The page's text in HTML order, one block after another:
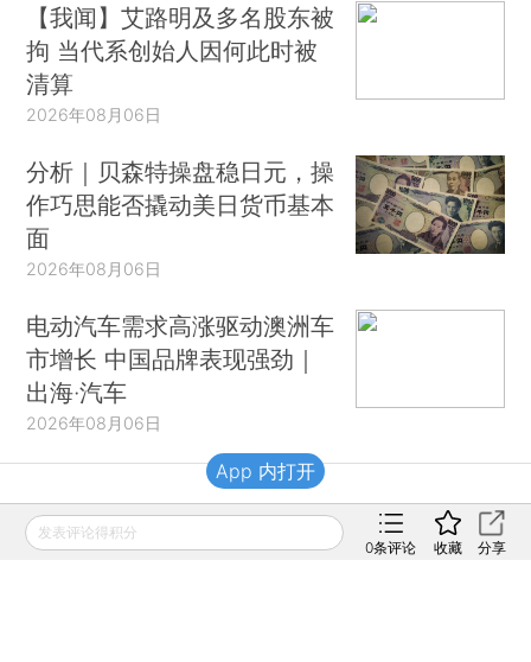
【我闻】艾路明及多名股东被
拘 当代系创始人因何此时被
清算
2026年08月06日
分析｜贝森特操盘稳日元，操
作巧思能否撬动美日货币基本
面
2026年08月06日
电动汽车需求高涨驱动澳洲车
市增长 中国品牌表现强劲｜
出海·汽车
2026年08月06日
财新移动
发表评论得积分
0条评论 收藏 分享
App 内打开